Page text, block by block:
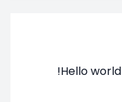
Hello world!